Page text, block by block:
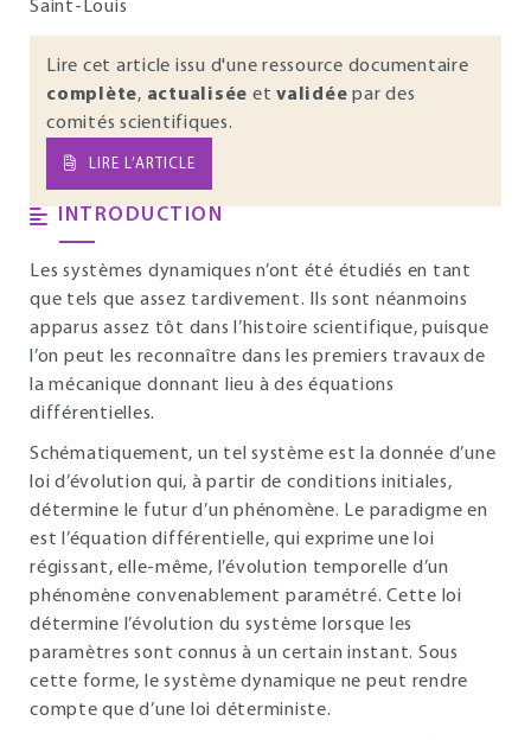
Saint-Louis
Lire cet article issu d'une ressource documentaire
complète, actualisée et validée par des
comités scientifiques.
LIRE L’ARTICLE
INTRODUCTION
Les systèmes dynamiques n’ont été étudiés en tant
que tels que assez tardivement. Ils sont néanmoins
apparus assez tôt dans l’histoire scientifique, puisque
l’on peut les reconnaître dans les premiers travaux de
la mécanique donnant lieu à des équations
différentielles.
Schématiquement, un tel système est la donnée d’une
loi d’évolution qui, à partir de conditions initiales,
détermine le futur d’un phénomène. Le paradigme en
est l’équation différentielle, qui exprime une loi
régissant, elle-même, l’évolution temporelle d’un
phénomène convenablement paramétré. Cette loi
détermine l’évolution du système lorsque les
paramètres sont connus à un certain instant. Sous
cette forme, le système dynamique ne peut rendre
compte que d’une loi déterministe.